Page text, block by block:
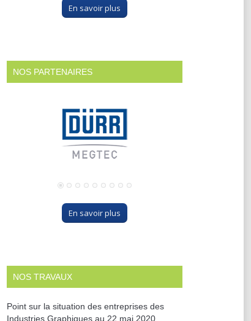
En savoir plus
NOS PARTENAIRES
En savoir plus
NOS TRAVAUX
Point sur la situation des entreprises des
Industries Graphiques au 22 mai 2020